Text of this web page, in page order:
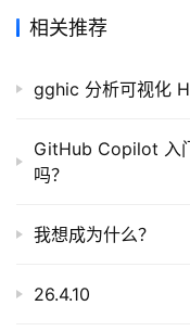
相关推荐
gghic 分析可视化
GitHub Copilot 入
吗？
我想成为什么？
26.4.10